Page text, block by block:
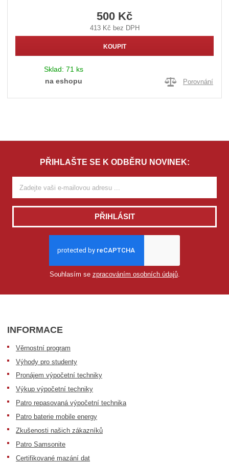
500 Kč
413 Kč bez DPH
KOUPIT
Sklad: 71 ks
na eshopu
Porovnání
PŘIHLAŠTE SE K ODBĚRU NOVINEK:
PŘIHLÁSIT
Souhlasím se zpracováním osobních údajů.
INFORMACE
Věrnostní program
Výhody pro studenty
Pronájem výpočetní techniky
Výkup výpočetní techniky
Patro repasovaná výpočetní technika
Patro baterie mobile energy
Zkušenosti našich zákazníků
Patro Samsonite
Certifikované mazání dat